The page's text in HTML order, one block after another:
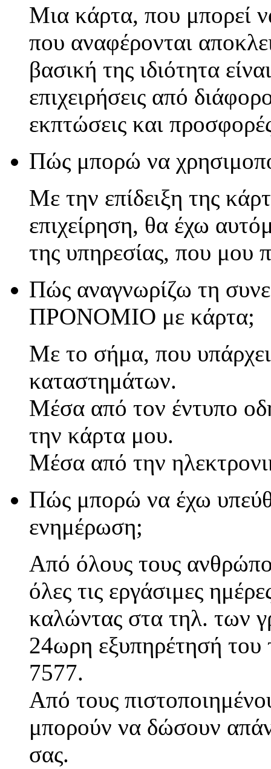
Μια κάρτα, που μπορεί
που αναφέρονται
βασική της ιδιότητα
επιχειρήσεις από
εκπτώσεις και
Πώς μπορώ να
Με την επίδειξη της
επιχείρηση, θα έχω
της υπηρεσίας, που μου
Πώς αναγνωρίζω τη
ΠΡΟΝΟΜΙΟ με κάρτα;
Με το σήμα, που
καταστημάτων.
Μέσα από τον έντυπο
την κάρτα μου.
Μέσα από την
Πώς μπορώ να έχω
ενημέρωση;
Από όλους τους
όλες τις εργάσιμες
καλώντας στα τηλ. των
24ωρη εξυπηρέτησή του
7577.
Από τους
μπορούν να δώσουν
σας.